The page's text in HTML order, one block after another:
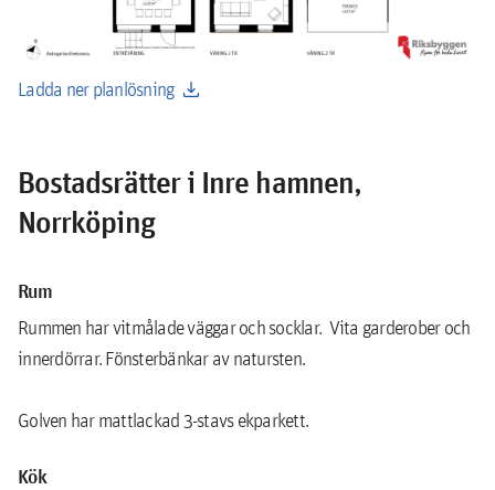
Ladda ner planlösning download
Bostadsrätter i Inre hamnen,
Norrköping
Rum
Rummen har vitmålade väggar och socklar. Vita garderober och
innerdörrar. Fönsterbänkar av natursten.
Golven har mattlackad 3-stavs ekparkett.
Kök